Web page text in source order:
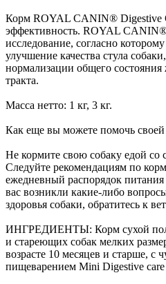
Корм ROYAL CANIN® Digestive
эффективность. ROYAL
исследование, согласно
улучшение качества стула
нормализации общего
тракта.
Масса нетто: 1 кг, 3 кг.
Как еще вы можете помочь своей
Не кормите свою собаку едой со
Следуйте рекомендациям по
ежедневный распорядок
вас возникли какие-либо
здоровья собаки, обратитесь к
ИНГРЕДИЕНТЫ: Корм сухой
и стареющих собак мелких
возрасте 10 месяцев и старше, с
пищеварением Mini Digestive